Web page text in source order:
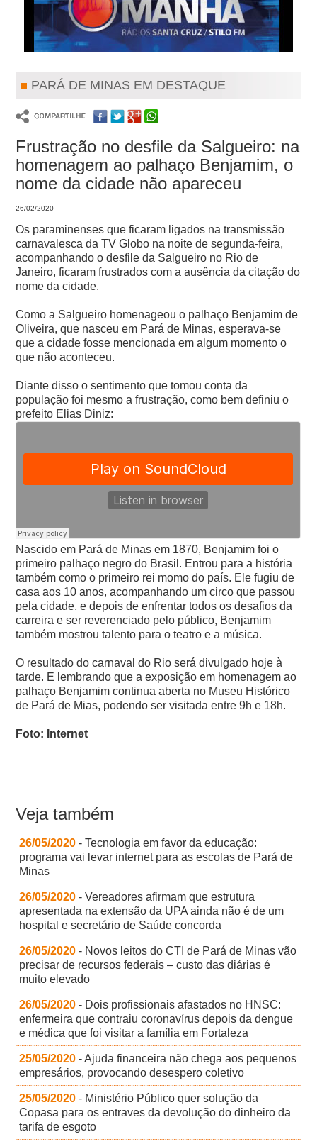
PARÁ DE MINAS EM DESTAQUE
Frustração no desfile da Salgueiro: na
homenagem ao palhaço Benjamim, o
nome da cidade não apareceu
26/02/2020
Os paraminenses que ficaram ligados na transmissão
carnavalesca da TV Globo na noite de segunda-feira,
acompanhando o desfile da Salgueiro no Rio de
Janeiro, ficaram frustrados com a ausência da citação do
nome da cidade.
Como a Salgueiro homenageou o palhaço Benjamim de
Oliveira, que nasceu em Pará de Minas, esperava-se
que a cidade fosse mencionada em algum momento o
que não aconteceu.
Diante disso o sentimento que tomou conta da
população foi mesmo a frustração, como bem definiu o
prefeito Elias Diniz:
Nascido em Pará de Minas em 1870, Benjamim foi o
primeiro palhaço negro do Brasil. Entrou para a história
também como o primeiro rei momo do país. Ele fugiu de
casa aos 10 anos, acompanhando um circo que passou
pela cidade, e depois de enfrentar todos os desafios da
carreira e ser reverenciado pelo público, Benjamim
também mostrou talento para o teatro e a música.
O resultado do carnaval do Rio será divulgado hoje à
tarde. E lembrando que a exposição em homenagem ao
palhaço Benjamim continua aberta no Museu Histórico
de Pará de Mias, podendo ser visitada entre 9h e 18h.
Foto: Internet
Veja também
26/05/2020 - Tecnologia em favor da educação:
programa vai levar internet para as escolas de Pará de
Minas
26/05/2020 - Vereadores afirmam que estrutura
apresentada na extensão da UPA ainda não é de um
hospital e secretário de Saúde concorda
26/05/2020 - Novos leitos do CTI de Pará de Minas vão
precisar de recursos federais – custo das diárias é
muito elevado
26/05/2020 - Dois profissionais afastados no HNSC:
enfermeira que contraiu coronavírus depois da dengue
e médica que foi visitar a família em Fortaleza
25/05/2020 - Ajuda financeira não chega aos pequenos
empresários, provocando desespero coletivo
25/05/2020 - Ministério Público quer solução da
Copasa para os entraves da devolução do dinheiro da
tarifa de esgoto